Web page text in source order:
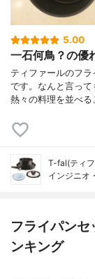
5.00
一石何鳥？の優
ティファールのフ
です。なんと言っ
熱々の料理を並べ
T-fal(ティ
インジニオ
フライパン
ンキング